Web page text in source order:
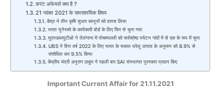
करंट अफेयर्स क्या है ?
21 नवंबर 2021 के समसामयिक विषय
केंद्र ने तीन कृषि सुधार कानूनों को वापस लिया
भारत यूनेस्को के कार्यकारी बोर्ड के लिए फिर से चुना गया
यूएनडब्ल्यूटीओ ने तेलंगाना में पोचमपल्ली को सर्वश्रेष्ठ पर्यटन गांवों में से एक के रूप में चुना
UBS ने वित्त वर्ष 2022 के लिए भारत के सकल घरेलू उत्पाद के अनुमान को 8.9% से
संशोधित कर 9.5% किया
केंद्रीय मंत्री अनुराग ठाकुर ने पहली बार SAI संस्थागत पुरस्कार प्रदान किए
Important Current Affair for 21.11.2021